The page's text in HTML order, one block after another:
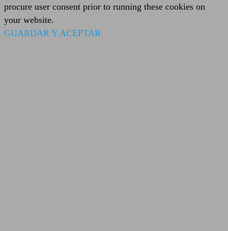
procure user consent prior to running these cookies on
your website.
GUARDAR Y ACEPTAR